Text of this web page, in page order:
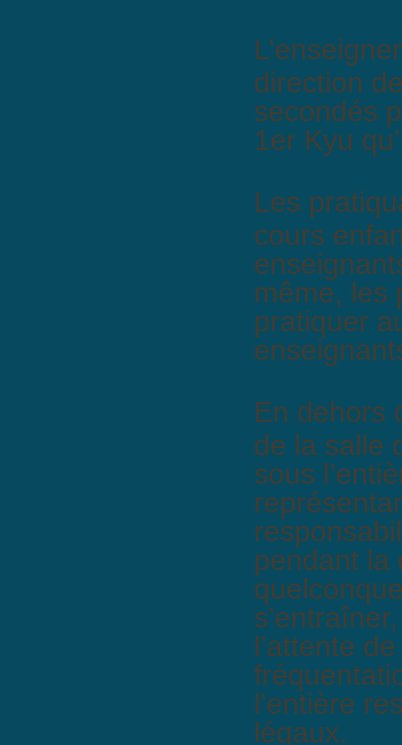
direction
secondés
1er Kyu
Les
cours
même, les
pratiquer
En dehors
de la salle
sous
pendant la
l’attente
l’entière
légaux.